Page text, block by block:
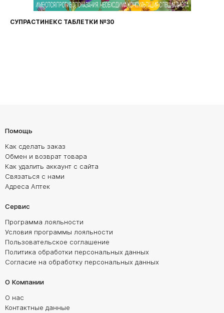
СУПРАСТИНЕКС ТАБЛЕТКИ №30
Помощь
Как сделать заказ
Обмен и возврат товара
Как удалить аккаунт с сайта
Связаться с нами
Адреса Аптек
Сервис
Программа лояльности
Условия программы лояльности
Пользовательское соглашение
Политика обработки персональных данных
Согласие на обработку персональных данных
О Компании
О нас
Контактные данные